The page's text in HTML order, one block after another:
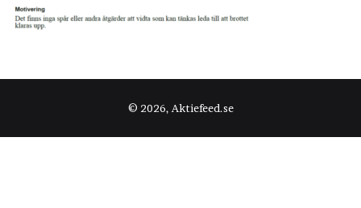
© 2026, Aktiefeed.se